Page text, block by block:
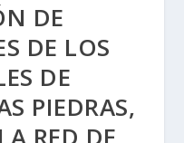
DE
DE LOS
DE
PIEDRAS,